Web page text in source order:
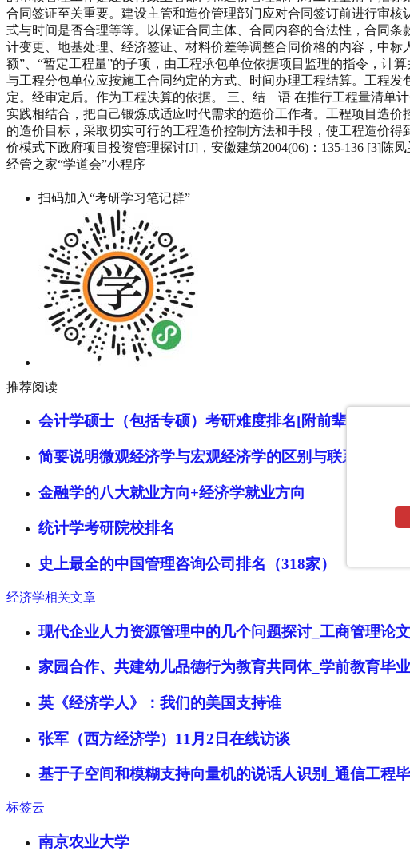
合同签证至关重要。建设主管和造价管理部门应对合同签订前进行审
式与时间是否合理等等。以保证合同主体、合同内容的合法性，合同
计变更、地基处理、经济签证、材料价差等调整合同价格的内容，中
额”、“暂定工程量”的子项，由工程承包单位依据项目监理的指令，计
与工程分包单位应按施工合同约定的方式、时间办理工程结算。工程
定。经审定后。作为工程决算的依据。 三、结 语 在推行工程量清单
实践相结合，把自己锻炼成适应时代需求的造价工作者。工程项目造
的造价目标，采取切实可行的工程造价控制方法和手段，使工程造价
价模式下政府项目投资管理探讨[J]，安徽建筑2004(06)：135-136 [3]陈
经管之家“学道会”小程序
扫码加入“考研学习笔记群”
推荐阅读
会计学硕士（包括专硕）考研难度排名[附前辈经验]
简要说明微观经济学与宏观经济学的区别与联系
金融学的八大就业方向+经济学就业方向
统计学考研院校排名
史上最全的中国管理咨询公司排名（318家）
经济学相关文章
现代企业人力资源管理中的几个问题探讨_工商管理论文
家园合作、共建幼儿品德行为教育共同体_学前教育毕
英《经济学人》：我们的美国支持谁
张军（西方经济学）11月2日在线访谈
基于子空间和模糊支持向量机的说话人识别_通信工程
标签云
南京农业大学